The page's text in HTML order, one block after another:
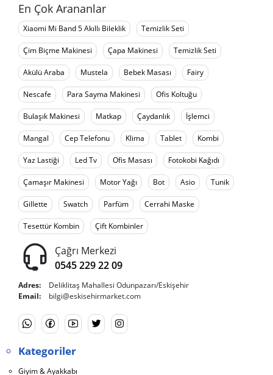
En Çok Arananlar
Xiaomi Mi Band 5 Akıllı Bileklik Temizlik Seti
Çim Biçme Makinesi Çapa Makinesi Temizlik Seti
Akülü Araba Mustela Bebek Masası Fairy
Nescafe Para Sayma Makinesi Ofis Koltuğu
Bulaşık Makinesi Matkap Çaydanlık İşlemci
Mangal Cep Telefonu Klima Tablet Kombi
Yaz Lastiği Led Tv Ofis Masası Fotokobi Kağıdı
Çamaşır Makinesi Motor Yağı Bot Asio Tunik
Gillette Swatch Parfüm Cerrahi Maske
Tesettür Kombin Çift Kombinler
Çağrı Merkezi
0545 229 22 09
Adres:
Deliklitaş Mahallesi Odunpazarı/Eskişehir
Email:
bilgi@eskisehirmarket.com
Kategoriler
Giyim & Ayakkabı